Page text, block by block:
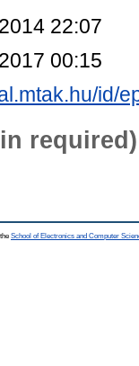
22:07
00:15
id/
required)
School of Electronics and Computer